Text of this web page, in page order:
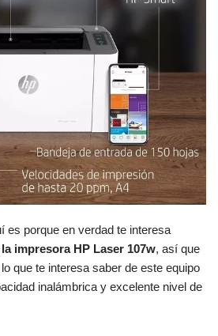
es porque en verdad te interesa
la impresora HP Laser 107w, así que
que te interesa saber de este equipo
inalámbrica y excelente nivel de